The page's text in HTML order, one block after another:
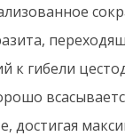
к гибели
достигая